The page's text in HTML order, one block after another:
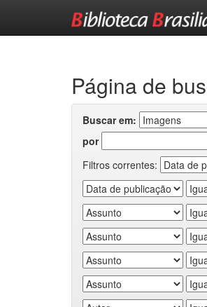
Página de
Buscar em:
por
Filtros correntes: